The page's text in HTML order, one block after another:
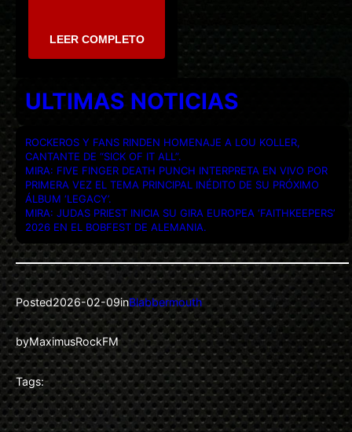
LEER COMPLETO
ULTIMAS NOTICIAS
ROCKEROS Y FANS RINDEN HOMENAJE A LOU KOLLER,
CANTANTE DE “SICK OF IT ALL”.
MIRA: FIVE FINGER DEATH PUNCH INTERPRETA EN VIVO POR
PRIMERA VEZ EL TEMA PRINCIPAL INÉDITO DE SU PRÓXIMO
ÁLBUM ‘LEGACY’.
MIRA: JUDAS PRIEST INICIA SU GIRA EUROPEA ‘FAITHKEEPERS’
2026 EN EL BOBFEST DE ALEMANIA.
Posted2026-02-09inBlabbermouth
byMaximusRockFM
Tags: